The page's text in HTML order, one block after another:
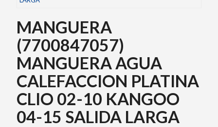
MANGUERA
(7700847057)
MANGUERA AGUA
CALEFACCION PLATINA
CLIO 02-10 KANGOO
04-15 SALIDA LARGA